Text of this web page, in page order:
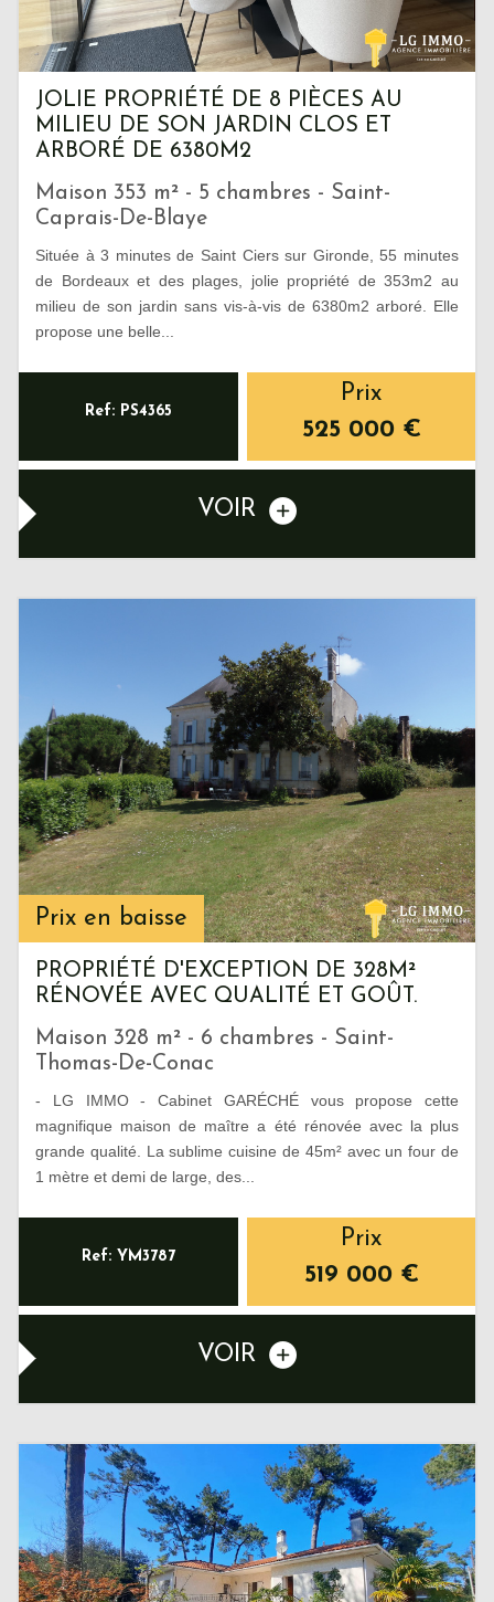
JOLIE PROPRIÉTÉ DE 8 PIÈCES AU
MILIEU DE SON JARDIN CLOS ET
ARBORÉ DE 6380M2
Maison 353 m² - 5 chambres - Saint-
Caprais-De-Blaye
Située à 3 minutes de Saint Ciers sur Gironde, 55 minutes
de Bordeaux et des plages, jolie propriété de 353m2 au
milieu de son jardin sans vis-à-vis de 6380m2 arboré. Elle
propose une belle...
Ref: PS4365
Prix
525 000 €
VOIR
Prix en baisse
PROPRIÉTÉ D'EXCEPTION DE 328M²
RÉNOVÉE AVEC QUALITÉ ET GOÛT.
Maison 328 m² - 6 chambres - Saint-
Thomas-De-Conac
- LG IMMO - Cabinet GARÉCHÉ vous propose cette
magnifique maison de maître a été rénovée avec la plus
grande qualité. La sublime cuisine de 45m² avec un four de
1 mètre et demi de large, des...
Ref: YM3787
Prix
519 000 €
VOIR